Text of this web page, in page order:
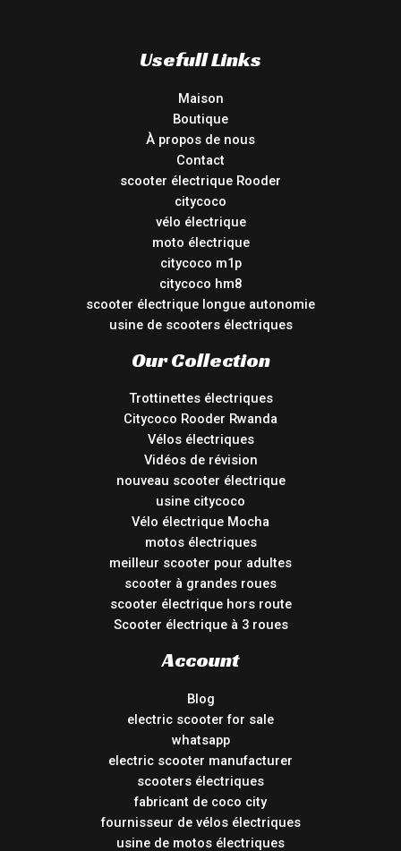
Usefull Links
Maison
Boutique
À propos de nous
Contact
scooter électrique Rooder
citycoco
vélo électrique
moto électrique
citycoco m1p
citycoco hm8
scooter électrique longue autonomie
usine de scooters électriques
Our Collection
Trottinettes électriques
Citycoco Rooder Rwanda
Vélos électriques
Vidéos de révision
nouveau scooter électrique
usine citycoco
Vélo électrique Mocha
motos électriques
meilleur scooter pour adultes
scooter à grandes roues
scooter électrique hors route
Scooter électrique à 3 roues
Account
Blog
electric scooter for sale
whatsapp
electric scooter manufacturer
scooters électriques
fabricant de coco city
fournisseur de vélos électriques
usine de motos électriques